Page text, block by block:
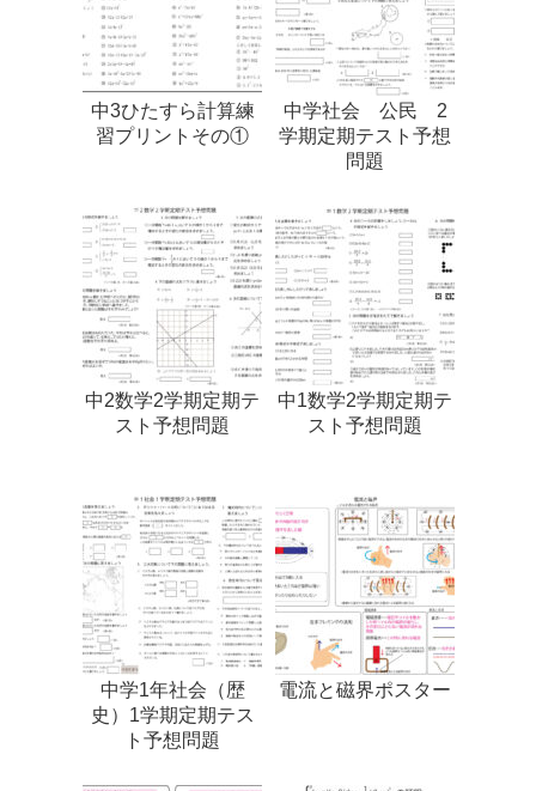
中3ひたすら計算練
習プリントその①
中学社会 公民 2
学期定期テスト予想
問題
中2数学2学期定期テ
スト予想問題
中1数学2学期定期テ
スト予想問題
中学1年社会（歴
史）1学期定期テス
ト予想問題
電流と磁界ポスター